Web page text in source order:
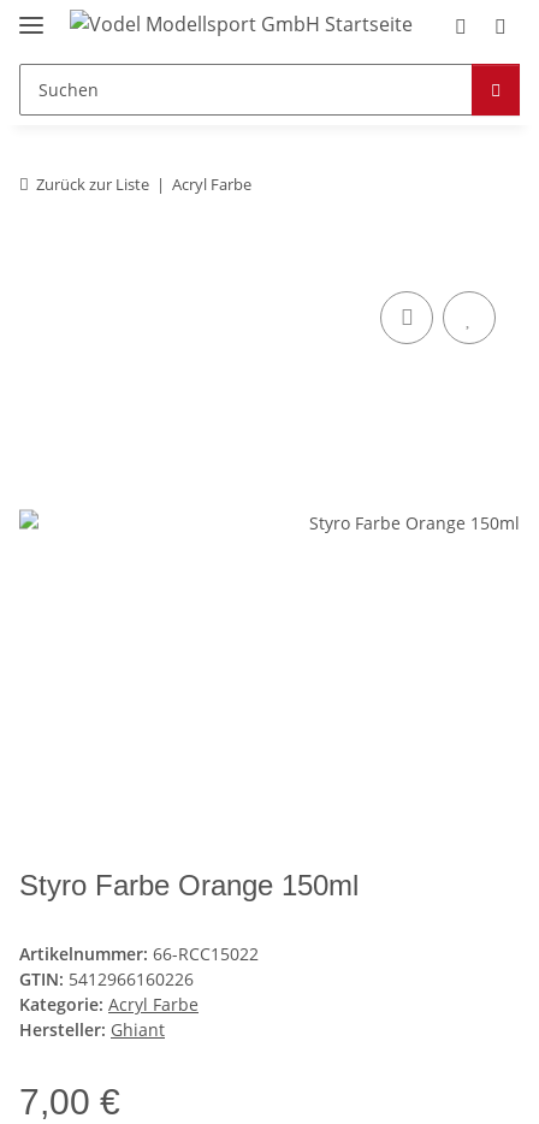
Zurück zur Liste Acryl Farbe
Styro Farbe Orange 150ml
Artikelnummer: 66-RCC15022
GTIN: 5412966160226
Kategorie: Acryl Farbe
Hersteller: Ghiant
7,00 €